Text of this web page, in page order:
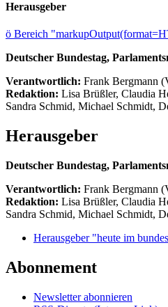
Herausgeber
ö Bereich
Deutscher Bundestag,
Verantwortlich: Frank Bergmann
Redaktion: Lisa Brüßler, Claudia
Sandra Schmid, Michael Schmidt,
Herausgeber
Deutscher Bundestag,
Verantwortlich: Frank Bergmann
Redaktion: Lisa Brüßler, Claudia
Sandra Schmid, Michael Schmidt,
Herausgeber "heute im
Abonnement
Newsletter abonnieren